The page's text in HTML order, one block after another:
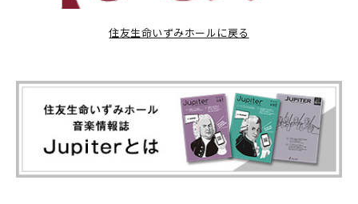
住友生命いずみホールに戻る